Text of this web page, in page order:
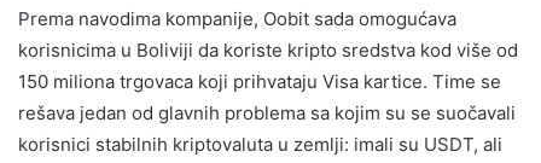
Prema navodima kompanije, Oobit sada omogućava
korisnicima u Boliviji da koriste kripto sredstva kod više od
150 miliona trgovaca koji prihvataju Visa kartice. Time se
rešava jedan od glavnih problema sa kojim su se suočavali
korisnici stabilnih kriptovaluta u zemlji: imali su USDT, ali